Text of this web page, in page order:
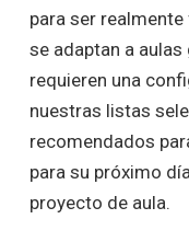
para ser
se adaptan a
requieren una
nuestras listas
recomendados
para su próximo
proyecto de aula.